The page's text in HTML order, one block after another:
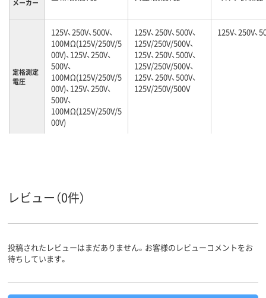
メーカー
定格測定
電圧
125V、250V、500V、
100MΩ(125V/250V/5
00V)、125V、250V、
500V、
100MΩ(125V/250V/5
00V)、125V、250V、
500V、
100MΩ(125V/250V/5
00V)
125V、250V、500V、
125V/250V/500V、
125V、250V、500V、
125V/250V/500V、
125V、250V、500V、
125V/250V/500V
125V、250V、
レビュー（0件）
投稿されたレビューはまだありません。お客様のレビューコメントをお
待ちしています。